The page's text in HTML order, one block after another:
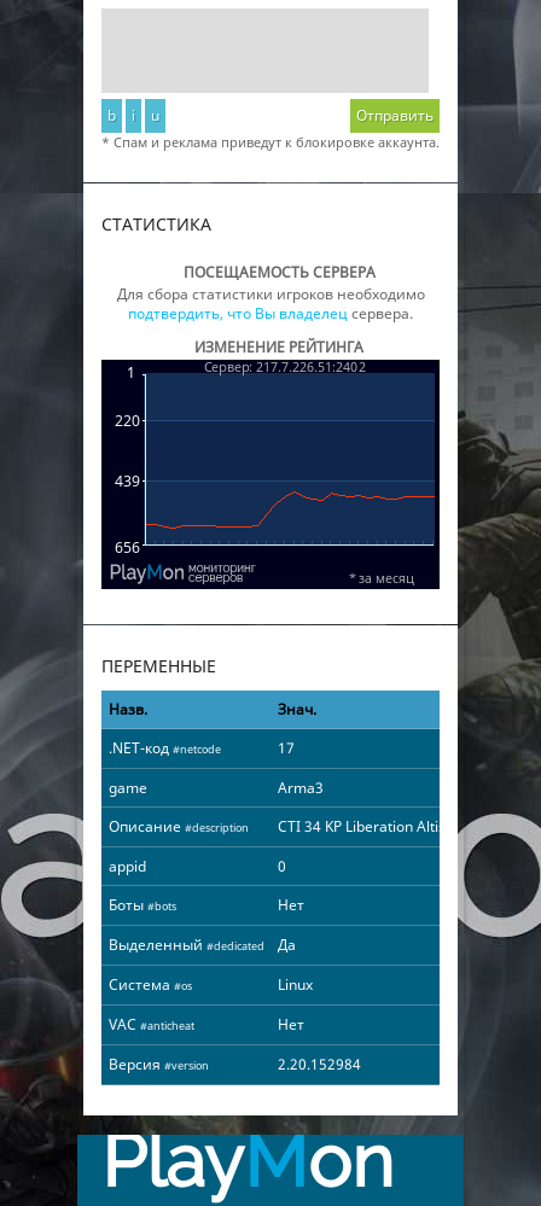
b i u Отправить
* Спам и реклама приведут к блокировке аккаунта.
СТАТИСТИКА
ПОСЕЩАЕМОСТЬ СЕРВЕРА
Для сбора статистики игроков необходимо
подтвердить, что Вы владелецсервера.
ИЗМЕНЕНИЕ РЕЙТИНГА
ПЕРЕМЕННЫЕ
Назв.
Знач.
.NET-код #netcode
17
game
Arma3
Описание #description
CTI 34 KP Liberation Altis v0.96.7a
appid
0
Боты #bots
Нет
Выделенный #dedicated
Да
Система #os
Linux
VAC #anticheat
Нет
Версия #version 2.20.152984
PlayMon